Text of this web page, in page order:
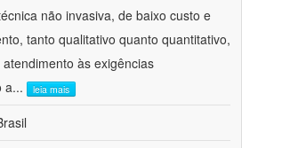
não invasiva, de baixo custo e
tanto qualitativo quanto quantitativo,
às exigências
a... leia mais